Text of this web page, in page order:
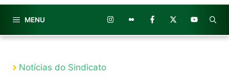
MENU
Notícias do Sindicato